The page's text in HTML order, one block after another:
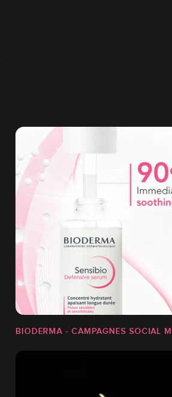
BIODERMA - CAMPAGNES SOCIAL